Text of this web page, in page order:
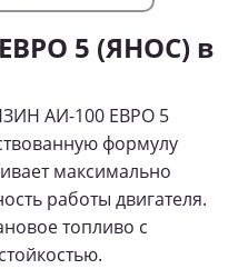
5 (ЯНОС) в
АИ-100 ЕВРО 5
формулу
максимально
работы двигателя.
топливо с